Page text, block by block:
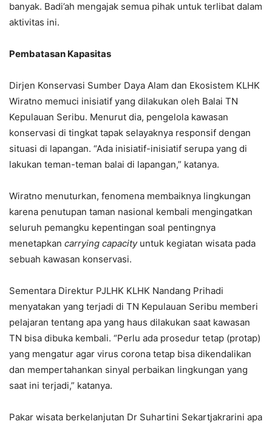
banyak. Badi’ah mengajak semua pihak untuk terlibat dalam
aktivitas ini.
Pembatasan Kapasitas
Dirjen Konservasi Sumber Daya Alam dan Ekosistem KLHK
Wiratno memuci inisiatif yang dilakukan oleh Balai TN
Kepulauan Seribu. Menurut dia, pengelola kawasan
konservasi di tingkat tapak selayaknya responsif dengan
situasi di lapangan. “Ada inisiatif-inisiatif serupa yang di
lakukan teman-teman balai di lapangan,” katanya.
Wiratno menuturkan, fenomena membaiknya lingkungan
karena penutupan taman nasional kembali mengingatkan
seluruh pemangku kepentingan soal pentingnya
menetapkan carrying capacityuntuk kegiatan wisata pada
sebuah kawasan konservasi.
Sementara Direktur PJLHK KLHK Nandang Prihadi
menyatakan yang terjadi di TN Kepulauan Seribu memberi
pelajaran tentang apa yang haus dilakukan saat kawasan
TN bisa dibuka kembali. “Perlu ada prosedur tetap (protap)
yang mengatur agar virus corona tetap bisa dikendalikan
dan mempertahankan sinyal perbaikan lingkungan yang
saat ini terjadi,” katanya.
Pakar wisata berkelanjutan Dr Suhartini Sekartjakrarini apa